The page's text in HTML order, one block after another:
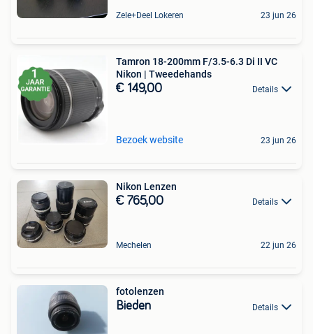
Zele+Deel Lokeren 23 jun 26
Tamron 18-200mm F/3.5-6.3 Di II VC
Nikon | Tweedehands
€ 149,00 Details
Bezoek website 23 jun 26
Nikon Lenzen
€ 765,00 Details
Mechelen 22 jun 26
fotolenzen
Bieden Details